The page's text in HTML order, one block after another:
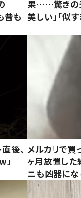
昔も
果……驚きの
美しい」「似す
後、
」
メルカリで買
ヶ月放置した
ニも凶器にな